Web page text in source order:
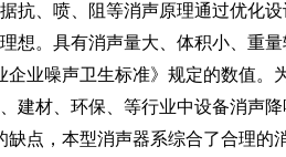
抗、喷、阻等消声原理通过优化
。具有消声量大、体积小、重量
业噪声卫生标准》规定的数值。
建材、环保、等行业中设备消声降
点，本型消声器系综合了合理的